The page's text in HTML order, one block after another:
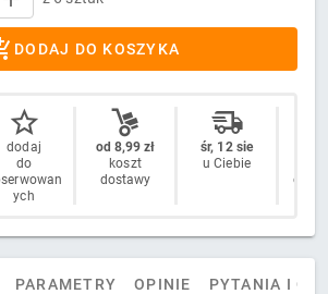
DODAJ DO KOSZYKA
dodaj
do
ych
od 8,99 zł
koszt
dostawy
śr, 12 sie
u Ciebie
PARAMETRY OPINIE PYTANIA I